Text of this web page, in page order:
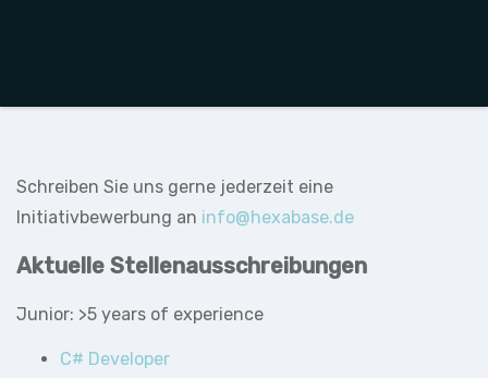
Schreiben Sie uns gerne jederzeit eine
Initiativbewerbung an info@hexabase.de
Aktuelle Stellenausschreibungen
Junior: >5 years of experience
C# Developer